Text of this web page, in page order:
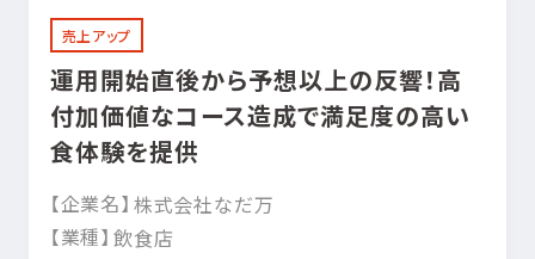
売上アップ
運用開始直後から予想以上の反響！高
付加価値なコース造成で満足度の高い
食体験を提供
【企業名】 株式会社なだ万
【業種】 飲食店